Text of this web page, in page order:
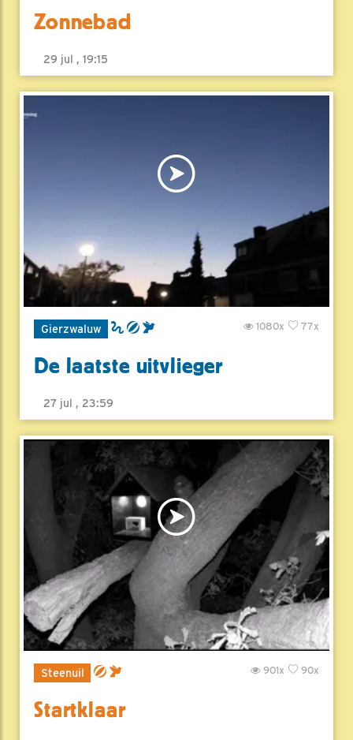
Zonnebad
29 jul , 19:15
Gierzwaluw 77x
1080x
De laatste uitvlieger
27 jul , 23:59
Steenuil 90x
901x
Startklaar